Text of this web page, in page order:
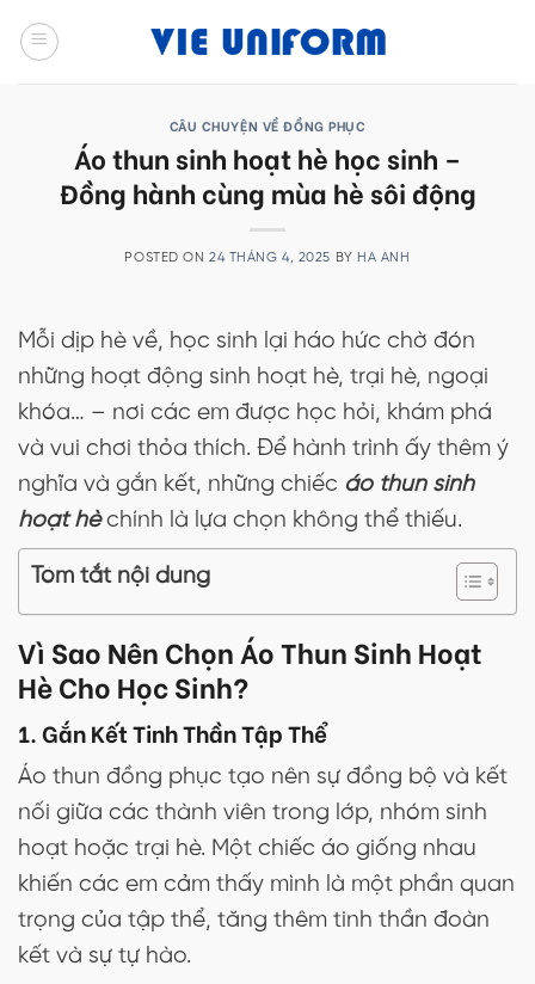
CÂU CHUYỆN VỀ ĐỒNG PHỤC
Áo thun sinh hoạt hè học sinh –
Đồng hành cùng mùa hè sôi động
POSTED ON 24 THÁNG 4, 2025 BY HA ANH
Mỗi dịp hè về, học sinh lại háo hức chờ đón
những hoạt động sinh hoạt hè, trại hè, ngoại
khóa… – nơi các em được học hỏi, khám phá
và vui chơi thỏa thích. Để hành trình ấy thêm ý
nghĩa và gắn kết, những chiếc áo thun sinh
hoạt hèchính là lựa chọn không thể thiếu.
Tóm tắt nội dung
Vì Sao Nên Chọn Áo Thun Sinh Hoạt
Hè Cho Học Sinh?
1. Gắn Kết Tinh Thần Tập Thể
Áo thun đồng phục tạo nên sự đồng bộ và kết
nối giữa các thành viên trong lớp, nhóm sinh
hoạt hoặc trại hè. Một chiếc áo giống nhau
khiến các em cảm thấy mình là một phần quan
trọng của tập thể, tăng thêm tinh thần đoàn
kết và sự tự hào.